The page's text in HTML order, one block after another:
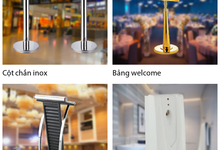
Cột chắn inox Bảng welcome